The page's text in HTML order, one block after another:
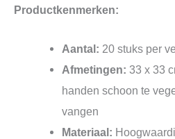
Productkenmerken:
Aantal: 20 stuks per
Afmetingen: 33 x 33
handen schoon te
vangen
Materiaal: